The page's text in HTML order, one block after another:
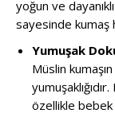
yoğun ve
sayesinde kumaş
Yumuşak
Müslin
özellikle bebek